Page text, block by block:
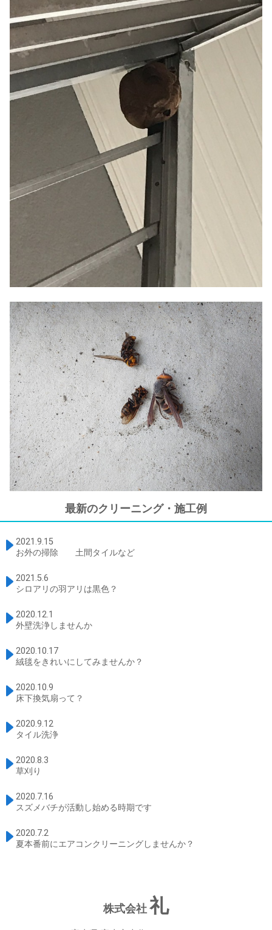
最新のクリーニング・施工例
2021.9.15
お外の掃除 土間タイルなど
2021.5.6
シロアリの羽アリは黒色？
2020.12.1
外壁洗浄しませんか
2020.10.17
絨毯をきれいにしてみませんか？
2020.10.9
床下換気扇って？
2020.9.12
タイル洗浄
2020.8.3
草刈り
2020.7.16
スズメバチが活動し始める時期です
2020.7.2
夏本番前にエアコンクリーニングしませんか？
株式会社 礼